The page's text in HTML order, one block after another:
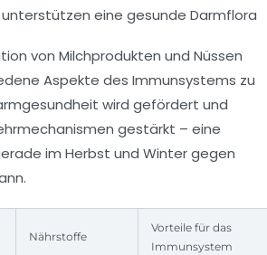
unterstützen eine gesunde Darmflora
von Milchprodukten und Nüssen
Aspekte des Immunsystems zu
wird gefördert und
gestärkt – eine
im Herbst und Winter gegen
Nährstoffe
Vorteile für das
Immunsystem